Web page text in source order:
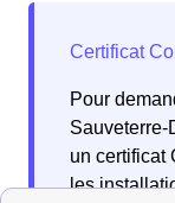
Pour
Sauveterre-
un certificat
les